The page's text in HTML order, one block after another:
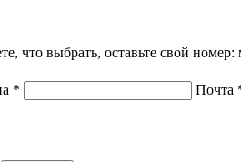
что выбрать, оставьте свой
* Почта